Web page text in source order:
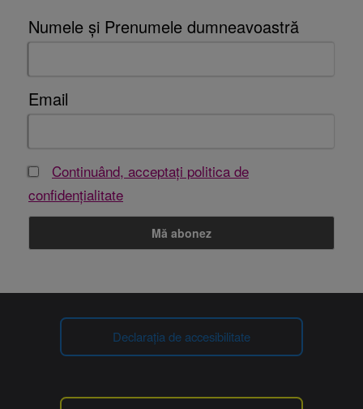
Numele și Prenumele dumneavoastră
Email
Continuând, acceptați politica de
confidențialitate
Declarația de accesibilitate